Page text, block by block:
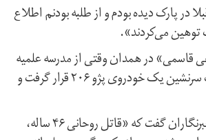
در پارک دیده بودم و از طلبه بودنم اطلاع
توهین می‌کردند».
یک روحانی به نام «مصطفی قاسمی» در همدان وقتی از مدرسه علمیه
آیت‌الله آخوند خارج شد، حدود ۲۰ متر جلوتر از در مدرسه، هدف گلوله کلاشنیکف سرنشین یک خودروی پژو ۲۰۶ قرار گرفت و
یک روز بعد، بخشعلی کامرانی صالح، فرمانده نیروی انتظامی استان همدان، به خبرنگاران گفت که «قاتل روحانی ۴۶ ساله،